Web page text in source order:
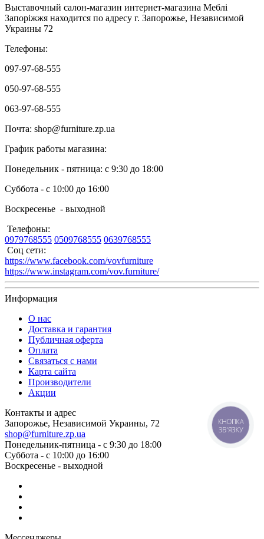
Выставочный салон-магазин интернет-магазина Меблі
Запоріжжя находится по адресу г. Запорожье, Независимой
Украины 72
Телефоны:
097-97-68-555
050-97-68-555
063-97-68-555
Почта: shop@furniture.zp.ua
График работы магазина:
Понедельник - пятница: с 9:30 до 18:00
Суббота - с 10:00 до 16:00
Воскресенье - выходной
Телефоны:
0979768555 0509768555 0639768555
Соц сети:
https://www.facebook.com/vovfurniture
https://www.instagram.com/vov.furniture/
Информация
О нас
Доставка и гарантия
Публичная оферта
Оплата
Связаться с нами
Карта сайта
Производители
Акции
Контакты и адрес
Запорожье, Независимой Украины, 72
shop@furniture.zp.ua
Понедельник-пятница - с 9:30 до 18:00
Суббота - с 10:00 до 16:00
Воскресенье - выходной
КНОПКА
ЗВ'ЯЗКУ